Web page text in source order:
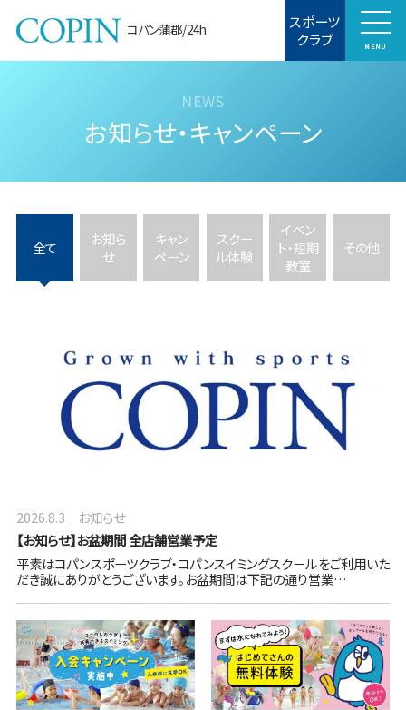
コパン蒲郡/24h スポーツ
クラブ MENU
お知らせ・キャンペーン
全て
お知ら
せ
キャン
ペーン
スクー
ル体験
イベン
ト・短期
教室
その他
【お知らせ】お盆期間 全店舗営業予定
2026.8.3 お知らせ
平素はコパンスポーツクラブ・コパンスイミングスクールをご利用いた
だき誠にありがとうございます。お盆期間は下記の通り営業…